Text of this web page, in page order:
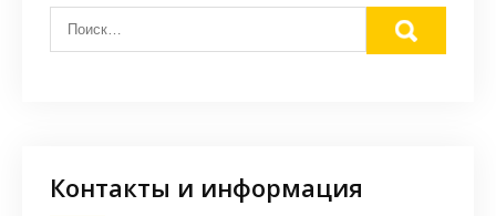
Контакты и информация